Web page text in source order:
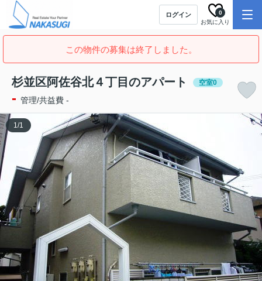
ログイン
お気に入り
0
この物件の募集は終了しました。
杉並区阿佐谷北４丁目のアパート 空室0
- 管理/共益費 -
1/1